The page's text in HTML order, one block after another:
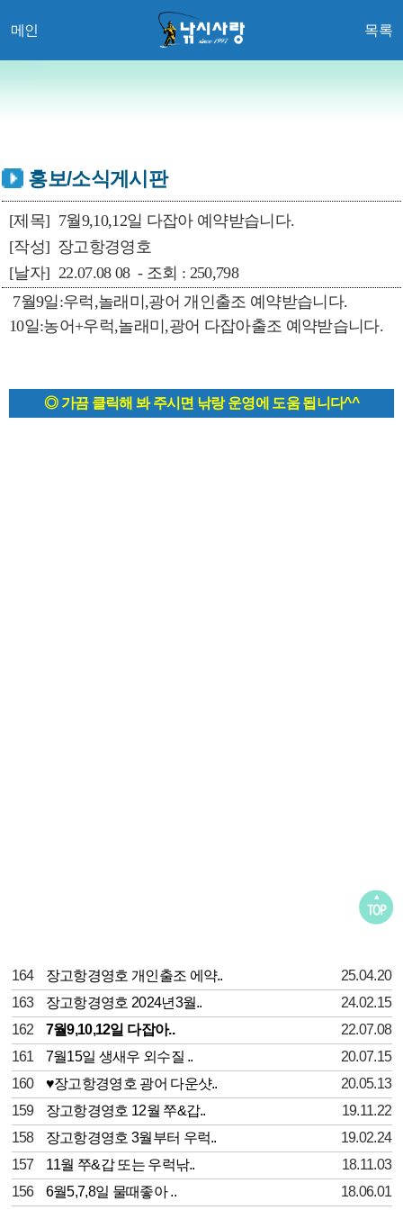
메인 목록
홍보/소식게시판
[제목] 7월9,10,12일 다잡아 예약받습니다.
[작성] 장고항경영호
[날자] 22.07.08 08 - 조회 : 250,798
7월9일:우럭,놀래미,광어 개인출조 예약받습니다.
10일:농어+우럭,놀래미,광어 다잡아출조 예약받습니다.
◎ 가끔 클릭해 봐 주시면 낚랑 운영에 도움 됩니다^^
164 장고항경영호 개인출조 에약..
25.04.20
163
장고항경영호 2024년3월..
24.02.15
162
7월9,10,12일 다잡아..
22.07.08
161
7월15일 생새우 외수질 ..
20.07.15
160
♥장고항경영호 광어 다운샷..
20.05.13
159
장고항경영호 12월 쭈&갑..
19.11.22
158
장고항경영호 3월부터 우럭..
19.02.24
157
11월 쭈&갑 또는 우럭낚..
18.11.03
156
6월5,7,8일 물때좋아 .. 18.06.01